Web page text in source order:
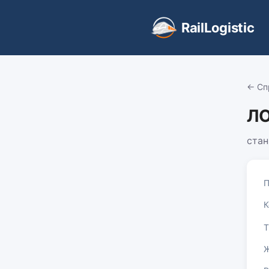
RailLogistic
←